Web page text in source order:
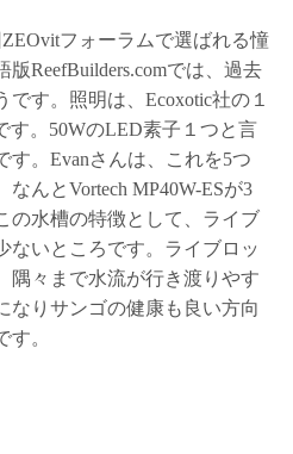
フォーラムで選ばれる憧
ReefBuilders.comでは、過去
す。照明は、Ecoxotic社の１
す。50WのLED素子１つと言
す。Evanさんは、これを5つ
んとVortech MP40W-ESが3
の水槽の特徴として、ライブ
ないところです。ライブロッ
隅々まで水流が行き渡りやす
なりサンゴの健康も良い方向
。